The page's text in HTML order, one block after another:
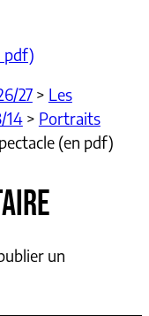
pdf)
27> Les
14> Portraits
(en pdf)
un